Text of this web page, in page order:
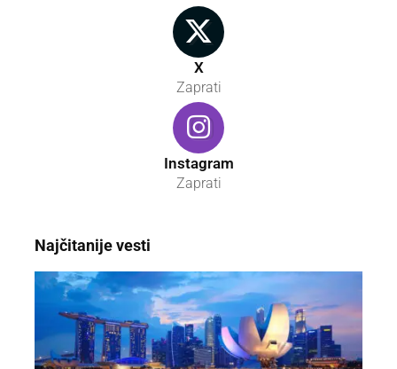
X
Zaprati
Instagram
Zaprati
Najčitanije vesti